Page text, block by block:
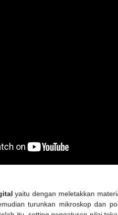
yaitu dengan meletakkan
turunkan mikroskop dan